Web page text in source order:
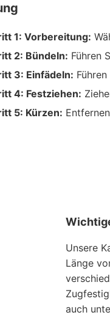
1: Vorbereitung:
2: Bündeln: Führen
3: Einfädeln:
4: Festziehen:
5: Kürzen:
Unsere
Länge
auch